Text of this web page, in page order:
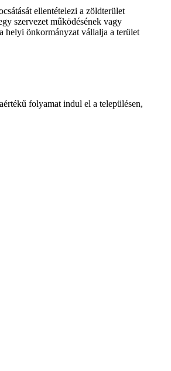
ellentételezi a zöldterület
szervezet működésének vagy
helyi önkormányzat vállalja a terület
folyamat indul el a településen,